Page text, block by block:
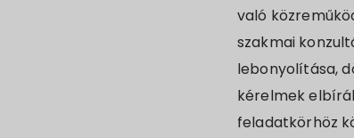
való
szakmai
lebonyolítása,
kérelmek
feladatkörhöz